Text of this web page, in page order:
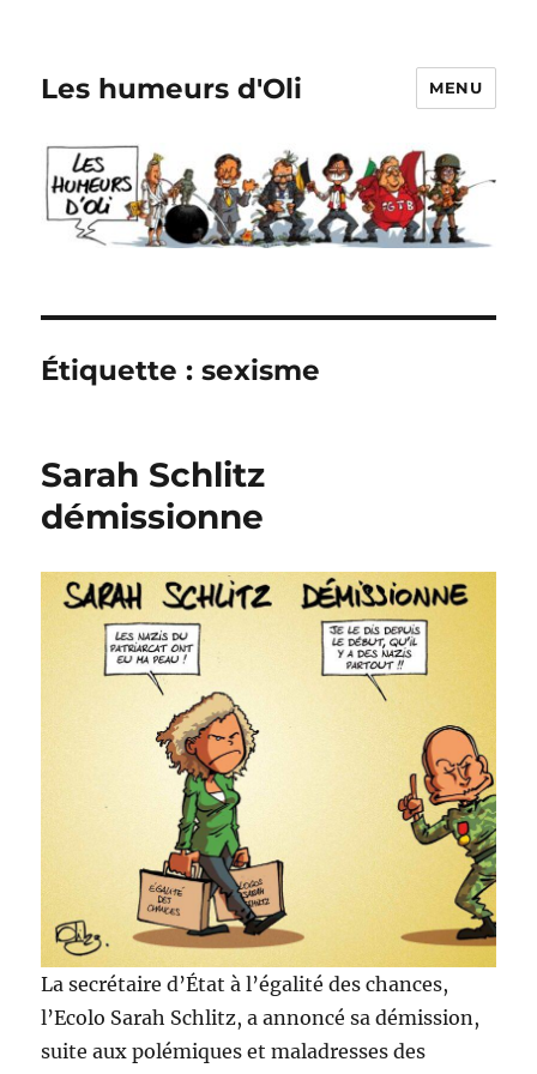
Les humeurs d'Oli MENU
Étiquette :sexisme
Sarah Schlitz
démissionne
La secrétaire d’État à l’égalité des chances,
l’Ecolo Sarah Schlitz, a annoncé sa démission,
suite aux polémiques et maladresses des